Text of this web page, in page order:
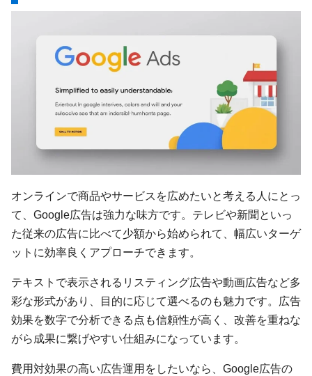
オンラインで商品やサービスを広めたいと考える人にとっ
て、Google広告は強力な味方です。テレビや新聞といっ
た従来の広告に比べて少額から始められて、幅広いターゲ
ットに効率良くアプローチできます。
テキストで表示されるリスティング広告や動画広告など多
彩な形式があり、目的に応じて選べるのも魅力です。広告
効果を数字で分析できる点も信頼性が高く、改善を重ねな
がら成果に繋げやすい仕組みになっています。
費用対効果の高い広告運用をしたいなら、Google広告の